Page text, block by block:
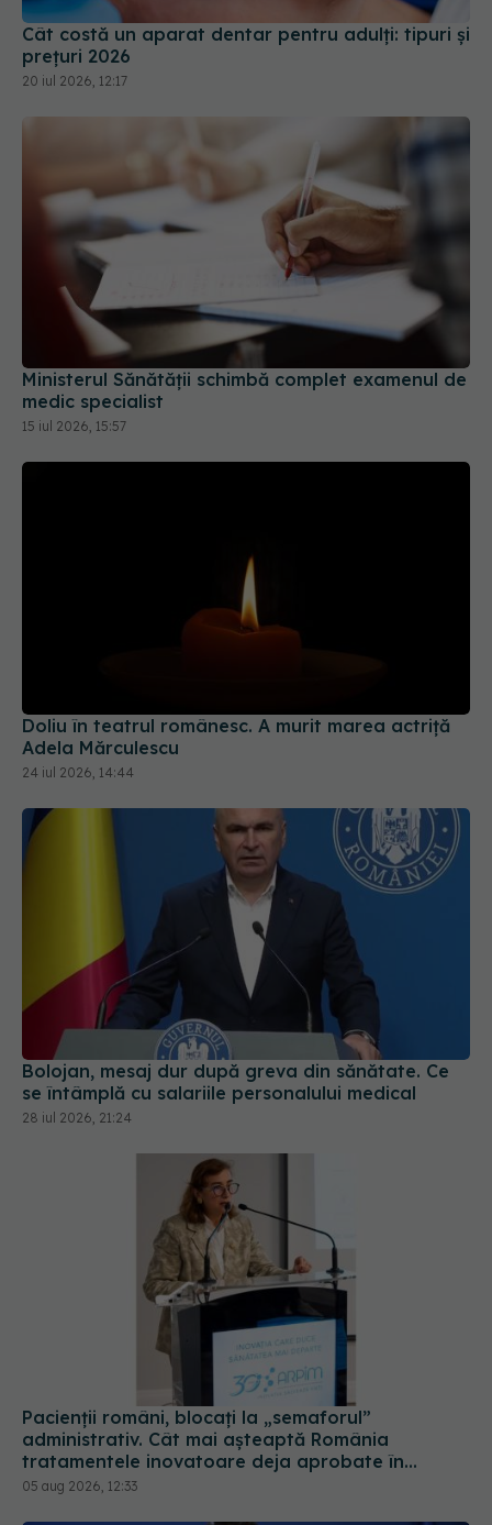
Cât costă un aparat dentar pentru adulți: tipuri și
prețuri 2026
20 iul 2026, 12:17
Ministerul Sănătății schimbă complet examenul de
medic specialist
15 iul 2026, 15:57
Doliu în teatrul românesc. A murit marea actriță
Adela Mărculescu
24 iul 2026, 14:44
Bolojan, mesaj dur după greva din sănătate. Ce
se întâmplă cu salariile personalului medical
28 iul 2026, 21:24
Pacienții români, blocați la „semaforul”
administrativ. Cât mai așteaptă România
tratamentele inovatoare deja aprobate în
Europa
05 aug 2026, 12:33